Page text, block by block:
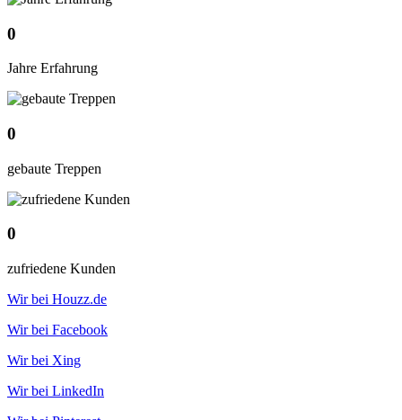
0
Jahre Erfahrung
0
gebaute Treppen
0
zufriedene Kunden
Wir bei Houzz.de
Wir bei Facebook
Wir bei Xing
Wir bei LinkedIn